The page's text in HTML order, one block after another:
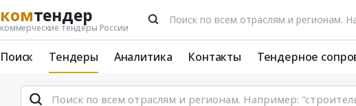
комтендер
коммерческие тендеры России
Поиск Тендеры Аналитика Контакты Тендерное